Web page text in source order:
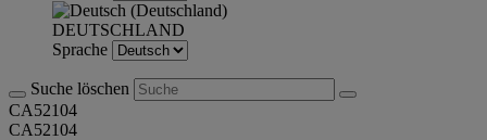
DEUTSCHLAND
Sprache
Suche löschen
CA52104
CA52104